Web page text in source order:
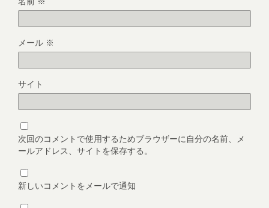
メール ※
サイト
次回のコメントで使用するためブラウザーに自分の名前、メ
ールアドレス、サイトを保存する。
新しいコメントをメールで通知